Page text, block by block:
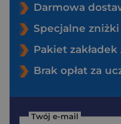
Darmowa
Specjalne
Pakiet zakładek
Brak opłat za
Twój e-mail